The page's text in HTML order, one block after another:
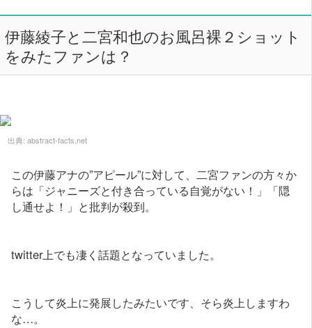
伊藤綾子と二宮和也のお風呂裸２ショット
をみたファンは？
出典: abstract-facts.net
この伊藤アナの”アピール”に対して、二宮ファンの方々か
らは「ジャニーズと付き合っている自覚がない！」「隠
し通せよ！」と批判が殺到。
twitter上でも凄く話題となっていました。
こうして炎上に発展したみたいです、そら炎上しますわ
な…。